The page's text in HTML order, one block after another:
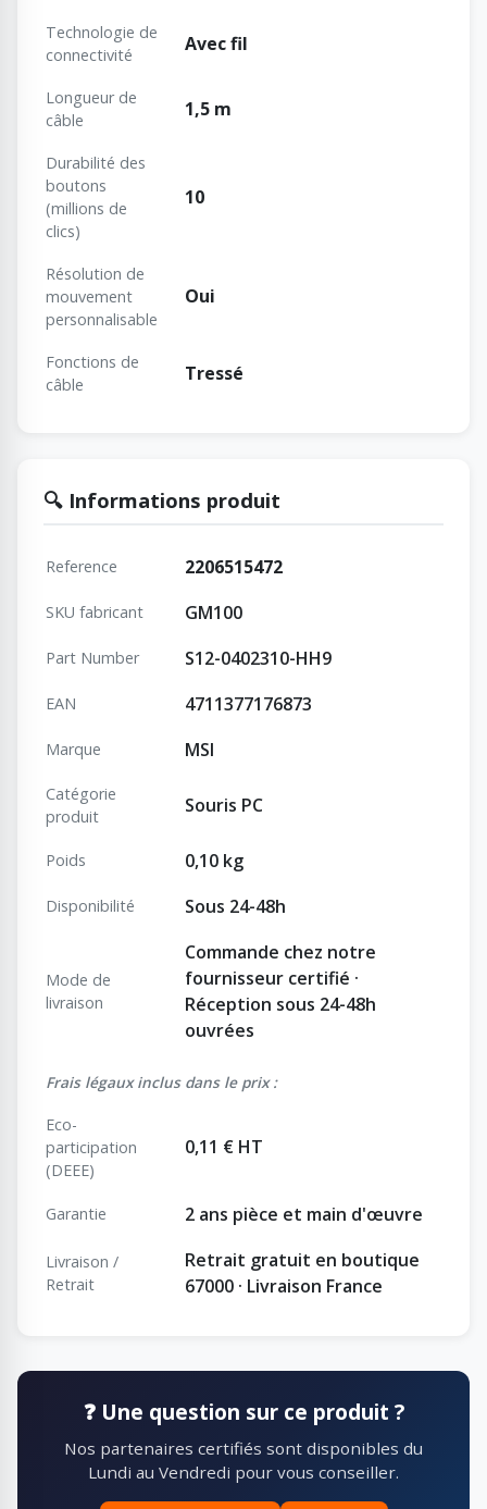
Technologie de
connectivité
Avec fil
Longueur de
câble
1,5 m
Durabilité des
boutons
(millions de
clics)
10
Résolution de
mouvement
personnalisable
Oui
Fonctions de
câble
Tressé
🔍 Informations produit
Reference 2206515472
SKU fabricant GM100
Part Number S12-0402310-HH9
EAN 4711377176873
Marque MSI
Catégorie
produit
Souris PC
Poids 0,10 kg
Disponibilité Sous 24-48h
Mode de
livraison
Commande chez notre
fournisseur certifié ·
Réception sous 24-48h
ouvrées
Frais légaux inclus dans le prix :
Eco-
participation
(DEEE)
0,11 € HT
Garantie 2 ans pièce et main d'œuvre
Livraison /
Retrait
Retrait gratuit en boutique
67000 · Livraison France
❓ Une question sur ce produit ?
Nos partenaires certifiés sont disponibles du
Lundi au Vendredi pour vous conseiller.